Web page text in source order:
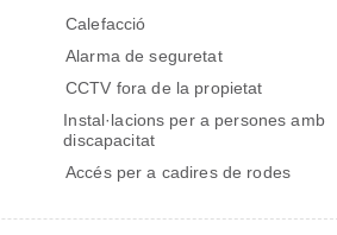
Calefacció
Alarma de seguretat
CCTV fora de la propietat
Instal·lacions per a persones amb
discapacitat
Accés per a cadires de rodes